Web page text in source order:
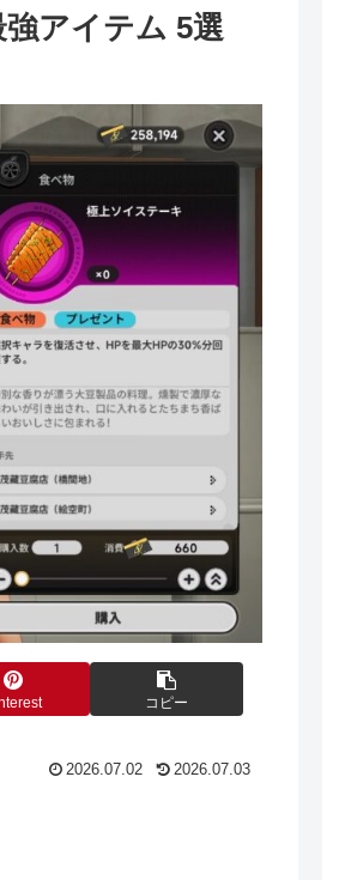
アイテム 5選
コピー
2026.07.02 2026.07.03